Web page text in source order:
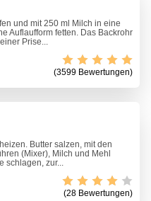
und mit 250 ml Milch in eine
Auflaufform fetten. Das Backrohr
Prise...
(3599 Bewertungen)
Butter salzen, mit den
(Mixer), Milch und Mehl
schlagen, zur...
(28 Bewertungen)